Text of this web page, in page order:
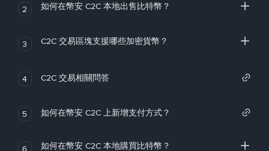
2 如何在幣安 C2C 本地出售比特幣？
3 C2C 交易區塊支援哪些加密貨幣？
4 C2C 交易相關問答
5 如何在幣安 C2C 上新增支付方式？
6 如何在幣安 C2C 本地購買比特幣？